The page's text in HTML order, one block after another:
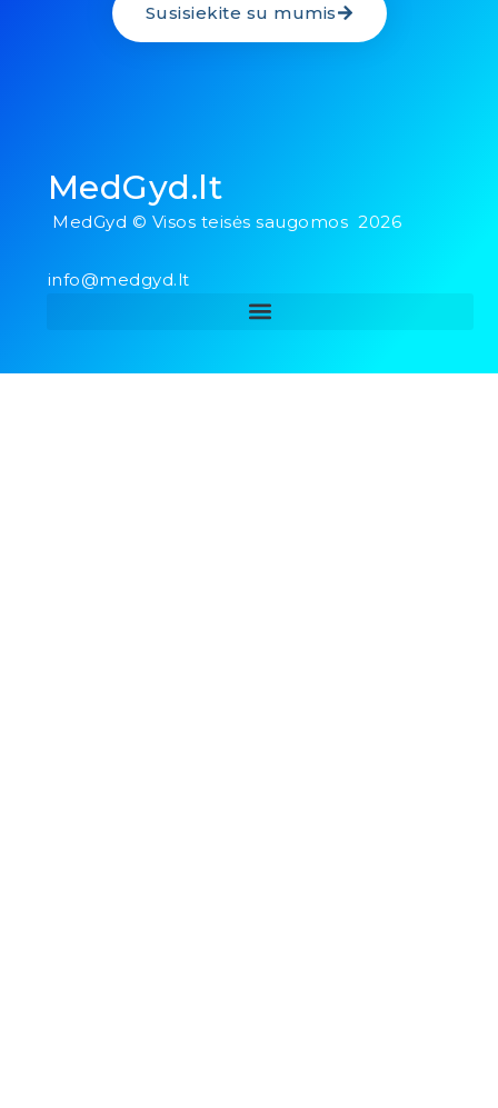
Susisiekite su mumis
MedGyd.lt
MedGyd © Visos teisės saugomos 2026
info@medgyd.lt